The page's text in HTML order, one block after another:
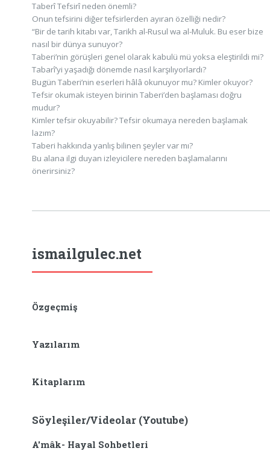
Taberî Tefsirî neden önemli?
Onun tefsirini diğer tefsirlerden ayıran özelliği nedir?
“Bir de tarih kitabı var, Tarikh al-Rusul wa al-Muluk. Bu eser bize
nasıl bir dünya sunuyor?
Taberi’nin görüşleri genel olarak kabulü mü yoksa eleştirildi mi?
Tabarî’yi yaşadığı dönemde nasıl karşılıyorlardı?
Bugün Taberi’nin eserleri hâlâ okunuyor mu? Kimler okuyor?
Tefsir okumak isteyen birinin Taberi’den başlaması doğru
mudur?
Kimler tefsir okuyabilir? Tefsir okumaya nereden başlamak
lazım?
Taberi hakkında yanlış bilinen şeyler var mı?
Bu alana ilgi duyan izleyicilere nereden başlamalarını
önerirsiniz?
ismailgulec.net
Özgeçmiş
Yazılarım
Kitaplarım
Söyleşiler/Videolar (Youtube)
A'mâk- Hayal Sohbetleri